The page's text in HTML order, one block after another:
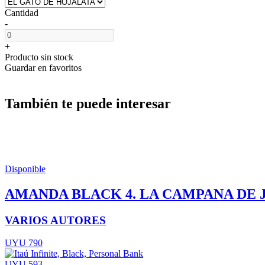
Cantidad
-
+
Producto sin stock
Guardar en favoritos
También te puede interesar
Disponible
AMANDA BLACK 4. LA CAMPANA DE
VARIOS AUTORES
UYU 790